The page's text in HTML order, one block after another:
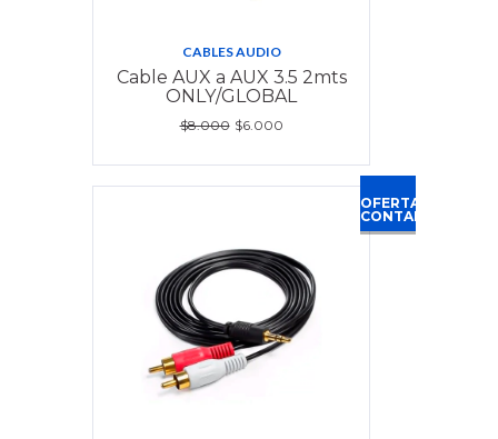
CABLES AUDIO
Cable AUX a AUX 3.5 2mts
ONLY/GLOBAL
$8.000 $6.000
OFERTA
CONTADO